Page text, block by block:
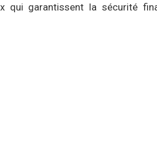
qui garantissent la sécurité